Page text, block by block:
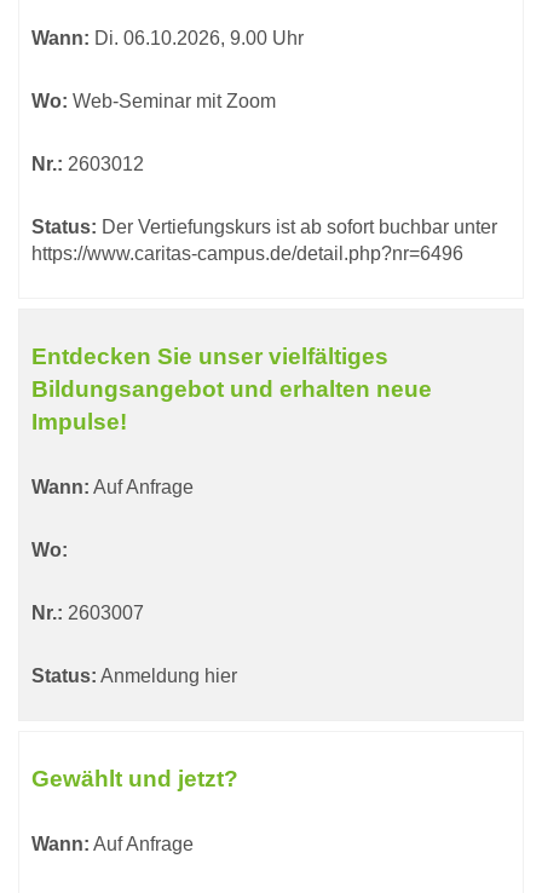
Wann: Di. 06.10.2026, 9.00 Uhr
Wo: Web-Seminar mit Zoom
Nr.: 2603012
Status: Der Vertiefungskurs ist ab sofort buchbar unter
https://www.caritas-campus.de/detail.php?nr=6496
Entdecken Sie unser vielfältiges
Bildungsangebot und erhalten neue
Impulse!
Wann: Auf Anfrage
Wo:
Nr.: 2603007
Status: Anmeldung hier
Gewählt und jetzt?
Wann: Auf Anfrage